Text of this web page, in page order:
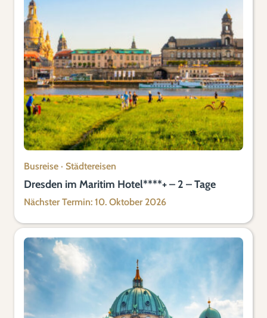
Busreise · Städtereisen
Dresden im Maritim Hotel****+ – 2 – Tage
Nächster Termin: 10. Oktober 2026